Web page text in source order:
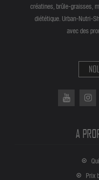
créatines, brûle-graisses,
diététique. Urban-Nutri-
avec des
A
Prix